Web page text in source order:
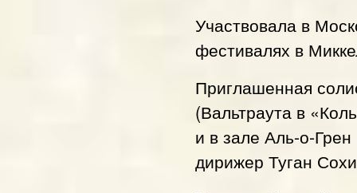
Участвовала в
фестивалях в
Приглашенная
(Вальтраута в
и в зале Аль-о-
дирижер Туган